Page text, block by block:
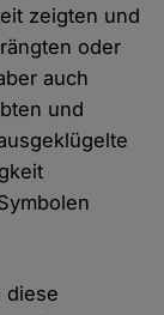
zeigten und
oder
auch
und
diese